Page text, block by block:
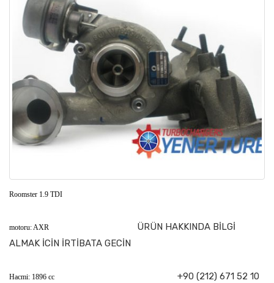
Roomster 1.9 TDI
motoru: AXR ÜRÜN HAKKINDA BİLGİ
ALMAK İCİN İRTİBATA GECİN
Hacmi: 1896 cc +90 (212) 671 52 10